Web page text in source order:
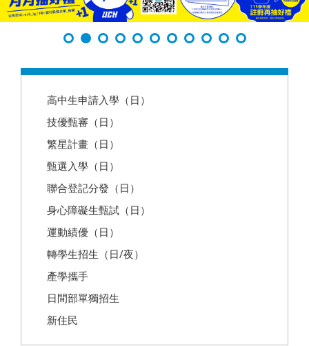
高中生申請入學（日）
技優甄審（日）
繁星計畫（日）
甄選入學（日）
聯合登記分發（日）
身心障礙生甄試（日）
運動績優（日）
轉學生招生（日/夜）
產學攜手
日間部單獨招生
新住民